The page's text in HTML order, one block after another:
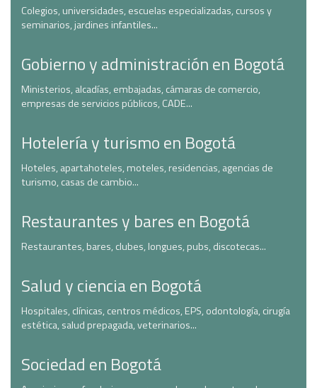
Colegios, universidades, escuelas especializadas, cursos y
seminarios, jardines infantiles...
Gobierno y administración en Bogotá
Ministerios, alcadías, embajadas, cámaras de comercio,
empresas de servicios públicos, CADE...
Hotelería y turismo en Bogotá
Hoteles, apartahoteles, moteles, residencias, agencias de
turismo, casas de cambio...
Restaurantes y bares en Bogotá
Restaurantes, bares, clubes, longues, pubs, discotecas...
Salud y ciencia en Bogotá
Hospitales, clínicas, centros médicos, EPS, odontología, cirugía
estética, salud prepagada, veterinarios...
Sociedad en Bogotá